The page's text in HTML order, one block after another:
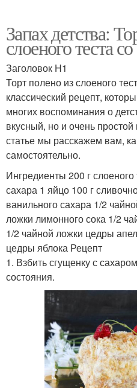
Запах детства:
слоеного теста
Заголовок H1
Торт полено из слоеного
классический рецепт,
многих воспоминания о
вкусный, но и очень
статье мы расскажем вам,
самостоятельно.
Ингредиенты 200 г слоеного
сахара 1 яйцо 100 г
ванильного сахара 1/2
ложки лимонного сока 1/2
1/2 чайной ложки цедры
цедры яблока Рецепт
1. Взбить сгущенку с
состояния.